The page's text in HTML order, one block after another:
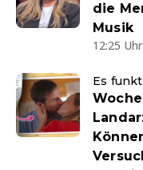
die
Musik
12:25 Uhr
Es